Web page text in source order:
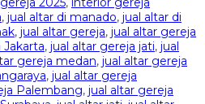
, jual altar di manado, jual altar di
, jual altar gereja, jual altar gereja
Jakarta, jual altar gereja jati, jual
gereja medan, jual altar gereja
, jual altar gereja
Palembang, jual altar gereja